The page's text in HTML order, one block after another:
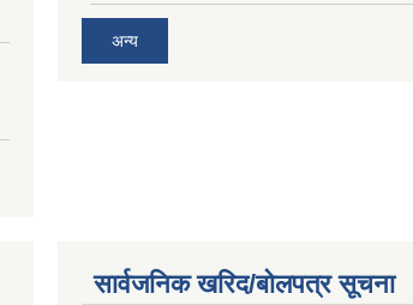
अन्य
सार्वजनिक खरिद/बोलपत्र सूचना